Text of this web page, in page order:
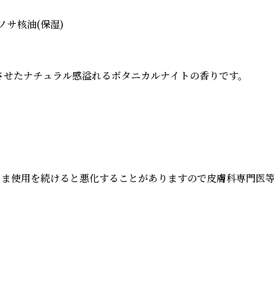
サ核油(保湿)
たナチュラル感溢れるボタニカルナイトの香りです。
使用を続けると悪化することがありますので皮膚科専門